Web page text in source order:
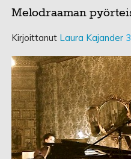
Melodraaman
Kirjoittanut Laura Kajander